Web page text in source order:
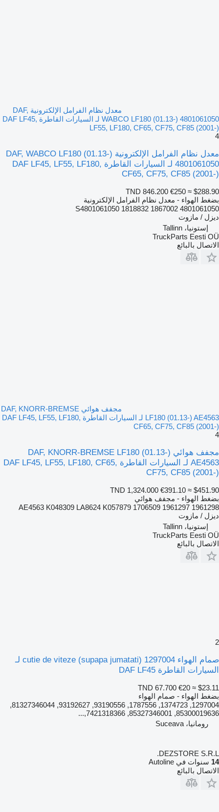
معدل نظام الفرامل الإلكترونية DAF,
WABCO LF180 (01.13-) 4801061050 لـ السيارات القاطرة DAF LF45,
LF55, LF180, CF65, CF75, CF85 (2001-)
4
معدل نظام الفرامل الإلكترونية DAF, WABCO LF180 (01.13-)
4801061050 لـ السيارات القاطرة DAF LF45, LF55, LF180,
CF65, CF75, CF85 (2001-)
TND 846.200 €250 ≈ $288.90
بضغط الهواء - معدل نظام الفرامل الإلكترونية
4801061050 1867002 S4801061050 1818832
ديزل / مازوت
إستونيا، Tallinn
TruckParts Eesti OÜ
الاتصال بالبائع
مجفف هوائي DAF, KNORR-BREMSE
LF180 (01.13-) AE4563 لـ السيارات القاطرة DAF LF45, LF55, LF180,
CF65, CF75, CF85 (2001-)
4
مجفف هوائي DAF, KNORR-BREMSE LF180 (01.13-)
AE4563 لـ السيارات القاطرة DAF LF45, LF55, LF180, CF65,
CF75, CF85 (2001-)
TND 1,324.000 €391.10 ≈ $451.90
بضغط الهواء - مجفف هوائي
AE4563 K048309 LA8624 K057879 1706509 1961297 1961298
ديزل / مازوت
إستونيا، Tallinn
TruckParts Eesti OÜ
الاتصال بالبائع
2
صمام الهواء cutie de viteze (supapa jumatati) 1297004 لـ
السيارات القاطرة DAF LF45
TND 67.700 €20 ≈ $23.11
بضغط الهواء - صمام الهواء
1297004, 1374723, 1787556, 93190556, 93192627, 81327346044,
85300019636, 85327346001, 7421318366,...
رومانيا، Suceava
DEZSTORE S.R.L.
14 سنوات في Autoline
الاتصال بالبائع